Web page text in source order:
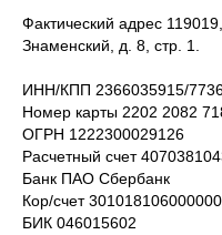
Фактический адрес
Знаменский, д. 8, стр. 1.
ИНН/КПП 2366035915/
Номер карты 2202 2082
ОГРН 1222300029126
Расчетный счет
Банк ПАО Сбербанк
Кор/счет
БИК 046015602